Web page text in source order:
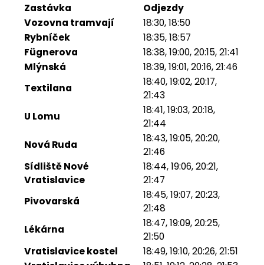
Zastávka
Odjezdy
Vozovna tramvají
18:30, 18:50
Rybníček
18:35, 18:57
Fügnerova
18:38, 19:00, 20:15, 21:41
Mlýnská
18:39, 19:01, 20:16, 21:46
Textilana
18:40, 19:02, 20:17,
21:43
U Lomu
18:41, 19:03, 20:18,
21:44
Nová Ruda
18:43, 19:05, 20:20,
21:46
Sídliště Nové
Vratislavice
18:44, 19:06, 20:21,
21:47
Pivovarská
18:45, 19:07, 20:23,
21:48
Lékárna
18:47, 19:09, 20:25,
21:50
Vratislavice kostel
18:49, 19:10, 20:26, 21:51